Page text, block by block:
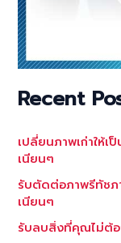
Recent
เปลี่ยนภาพเก่าให้
เนียนๆ
รับตัดต่อภาพรีทัชภ
เนียนๆ
รับลบสิ่งที่คุณไม่ต้อ